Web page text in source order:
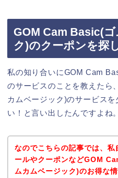
GOM Cam Basic(
ク)のクーポンを探
私の知り合いにGOM Cam
のサービスのことを教えたら
カムベージック)のサービス
い！と言い出したんですよね。
なのでこちらの記事では、私
ールやクーポンなどGOM
ムカムベージック)のお得な